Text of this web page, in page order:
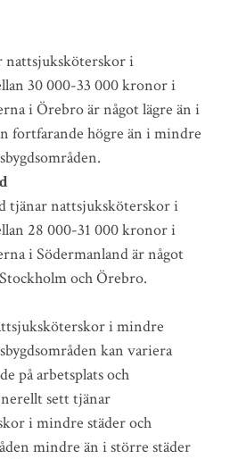
nattsjuksköterskor i
30 000-33 000 kronor i
i Örebro är något lägre än i
fortfarande högre än i mindre
tjänar nattsjuksköterskor i
28 000-31 000 kronor i
i Södermanland är något
och Örebro.
i mindre
kan variera
på arbetsplats och
sett tjänar
i mindre städer och
mindre än i större städer